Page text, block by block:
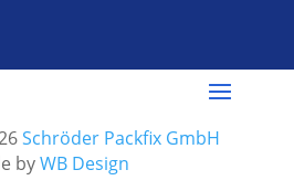
Schröder Packfix GmbH
byWB Design